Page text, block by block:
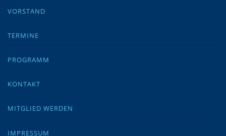
VORSTAND
TERMINE
PROGRAMM
KONTAKT
MITGLIED WERDEN
IMPRESSUM